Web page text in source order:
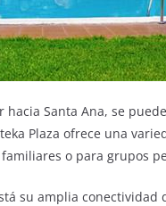
hacia Santa Ana, se
Plaza ofrece una
o para grupos
su amplia